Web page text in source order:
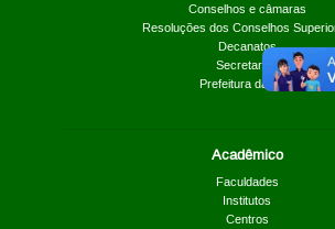
Conselhos e câmaras
Resoluções dos Conselhos
Decanatos
Secretarias
Prefeitura da UnB
Acadêmico
Faculdades
Institutos
Centros